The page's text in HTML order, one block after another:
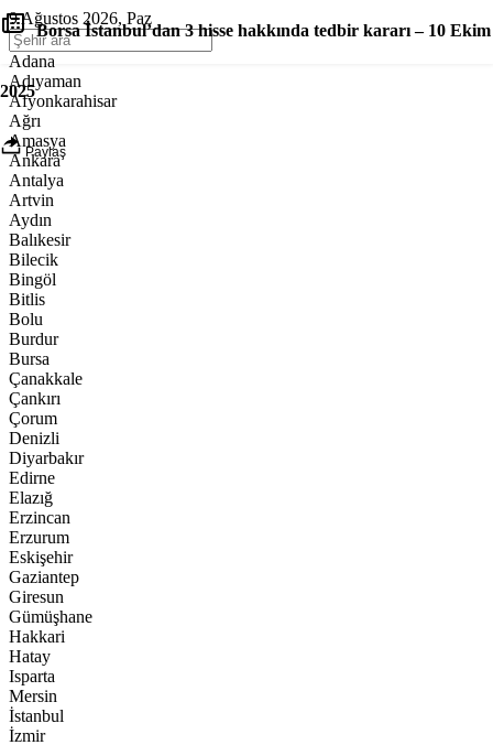
9 Ağustos 2026, Paz
Adana
Adıyaman
Afyonkarahisar
Ağrı
Amasya
Ankara
Antalya
Artvin
Aydın
Balıkesir
Bilecik
Bingöl
Bitlis
Bolu
Burdur
Bursa
Çanakkale
Çankırı
Çorum
Denizli
Diyarbakır
Edirne
Elazığ
Erzincan
Erzurum
Eskişehir
Gaziantep
Giresun
Gümüşhane
Hakkari
Hatay
Isparta
Mersin
İstanbul
İzmir
Borsa İstanbul’dan 3 hisse hakkında tedbir kararı – 10 Ekim
2025
Paylaş